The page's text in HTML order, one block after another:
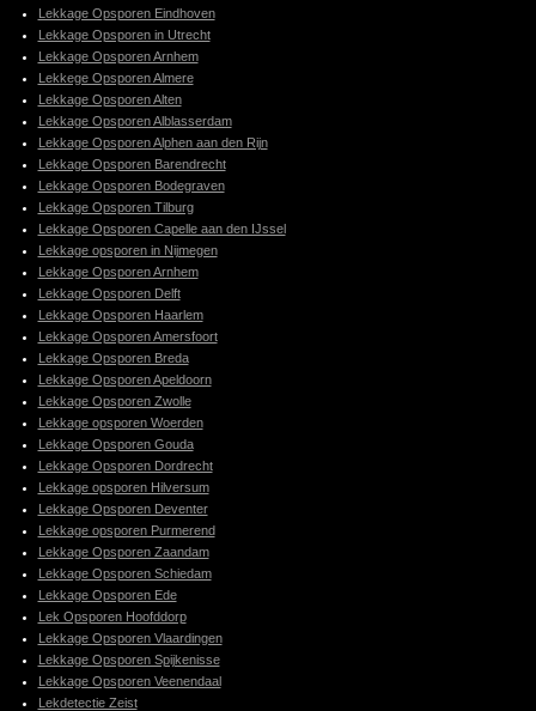
Lekkage Opsporen Eindhoven
Lekkage Opsporen in Utrecht
Lekkage Opsporen Arnhem
Lekkege Opsporen Almere
Lekkage Opsporen Alten
Lekkage Opsporen Alblasserdam
Lekkage Opsporen Alphen aan den Rijn
Lekkage Opsporen Barendrecht
Lekkage Opsporen Bodegraven
Lekkage Opsporen Tilburg
Lekkage Opsporen Capelle aan den IJssel
Lekkage opsporen in Nijmegen
Lekkage Opsporen Arnhem
Lekkage Opsporen Delft
Lekkage Opsporen Haarlem
Lekkage Opsporen Amersfoort
Lekkage Opsporen Breda
Lekkage Opsporen Apeldoorn
Lekkage Opsporen Zwolle
Lekkage opsporen Woerden
Lekkage Opsporen Gouda
Lekkage Opsporen Dordrecht
Lekkage opsporen Hilversum
Lekkage Opsporen Deventer
Lekkage opsporen Purmerend
Lekkage Opsporen Zaandam
Lekkage Opsporen Schiedam
Lekkage Opsporen Ede
Lek Opsporen Hoofddorp
Lekkage Opsporen Vlaardingen
Lekkage Opsporen Spijkenisse
Lekkage Opsporen Veenendaal
Lekdetectie Zeist